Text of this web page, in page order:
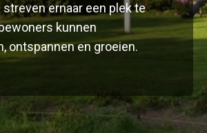
streven ernaar een plek te
kunnen
ontspannen en groeien.